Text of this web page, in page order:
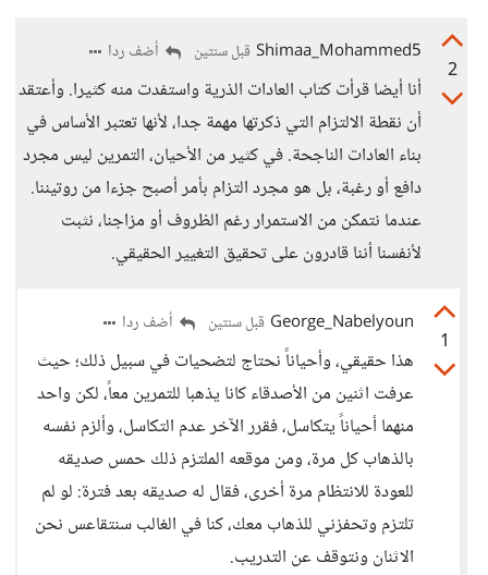
2
Shimaa_Mohammed5 قبل سنتين أضف ردا
أنا أيضا قرأت كتاب العادات الذرية واستفدت منه كثيرا. وأعتقد
أن نقطة الالتزام التي ذكرتها مهمة جدا، لأنها تعتبر الأساس في
بناء العادات الناجحة. في كثير من الأحيان، التمرين ليس مجرد
دافع أو رغبة، بل هو مجرد التزام بأمر أصبح جزءا من روتيننا.
عندما نتمكن من الاستمرار رغم الظروف أو مزاجنا، نثبت
لأنفسنا أننا قادرون على تحقيق التغيير الحقيقي.
1
George_Nabelyoun قبل سنتين أضف ردا
هذا حقيقي، وأحياناً نحتاج لتضحيات في سبيل ذلك؛ حيث
عرفت اثنين من الأصدقاء كانا يذهبا للتمرين معاً، لكن واحد
منهما أحياناً يتكاسل، فقرر الآخر عدم التكاسل، وألزم نفسه
بالذهاب كل مرة، ومن موقعه الملتزم ذلك حمس صديقه
للعودة للانتظام مرة أخرى، فقال له صديقه بعد فترة: لو لم
تلتزم وتحفزني للذهاب معك، كنا في الغالب سنتقاعس نحن
الاثنان ونتوقف عن التدريب.